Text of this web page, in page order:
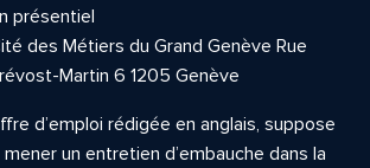
présentiel
des Métiers du Grand Genève Rue
Martin 6 1205 Genève
d’emploi rédigée en anglais, suppose
un entretien d’embauche dans la